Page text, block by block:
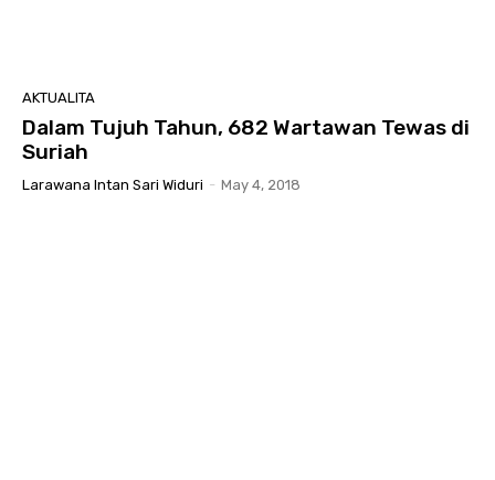
AKTUALITA
Dalam Tujuh Tahun, 682 Wartawan Tewas di
Suriah
Larawana Intan Sari Widuri - May 4, 2018